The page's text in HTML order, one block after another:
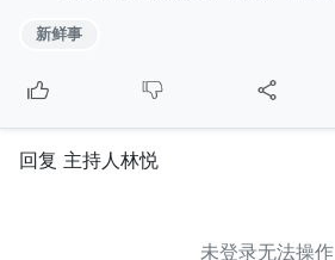
新鲜事
回复 主持人林悦
未登录无法操作